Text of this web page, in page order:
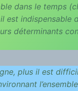
dans le temps
est indispensable
déterminants
plus il est